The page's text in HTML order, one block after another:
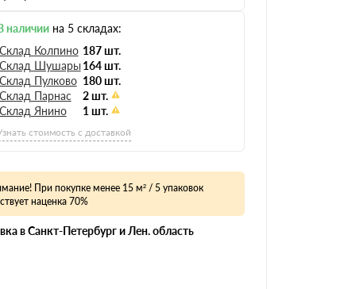
наличиина 5 складах:
Колпино 187 шт.
Шушары 164 шт.
Пулково 180 шт.
Парнас
2 шт.
Янино
1 шт.
стоимость с доставкой
При покупке менее 15 м² / 5 упаковок
наценка 70%
в Санкт-Петербург и Лен. область